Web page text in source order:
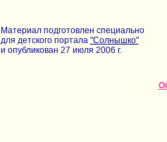
Материал подготовлен специально
для детского портала "Солнышко"
и опубликован 27 июля 2006 г.